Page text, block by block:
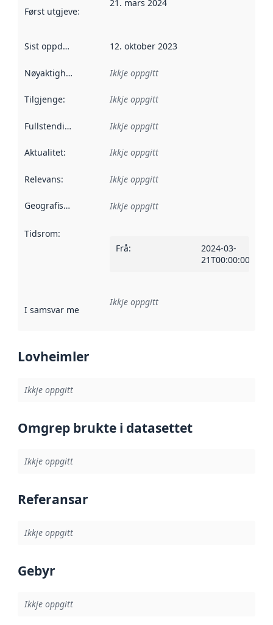
Først utgjeve:
21. mars 2024
Sist oppdatert 12. oktober 2023
Nøyaktigheit Ikkje oppgitt
Tilgjenge: Ikkje oppgitt
Fullstendigheit Ikkje oppgitt
Aktualitet: Ikkje oppgitt
Relevans: Ikkje oppgitt
Geografisk område Ikkje oppgitt
Tidsrom:
Frå:
2024-03-
21T00:00:00Z
I samsvar med Referanse til ei implementeringsregel eller
Ikkje oppgitt
Lovheimler
Ikkje oppgitt
Omgrep brukte i datasettet
Ikkje oppgitt
Referansar
Ikkje oppgitt
Gebyr
Ikkje oppgitt